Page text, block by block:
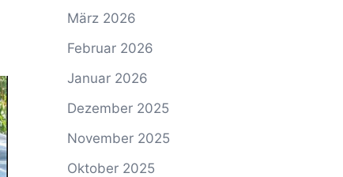
März 2026
Februar 2026
Januar 2026
Dezember 2025
November 2025
Oktober 2025